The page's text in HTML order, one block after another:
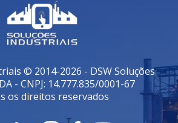
© 2014-2026 - DSW Soluções
- CNPJ: 14.777.835/0001-67
os direitos reservados